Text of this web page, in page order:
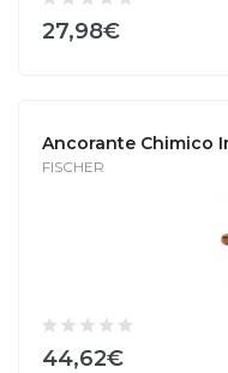
27,98€
Ancorante Chimico
FISCHER
44,62€